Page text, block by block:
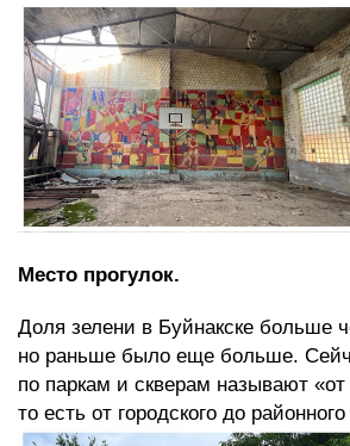
Место прогулок.
Доля зелени в Буйнакске больше
но раньше было еще больше.
по паркам и скверам называют
то есть от городского до